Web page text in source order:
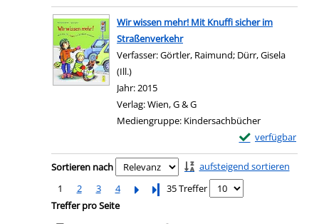
Zum Download
Wir wissen mehr! Mit Knuffi sicher im
Straßenverkehr
Verfasser:Görtler, Raimund; Dürr, Gisela
(Ill.)
Jahr:2015
Verlag:Wien, G & G
Mediengruppe: Kindersachbücher
verfügbar
Exemplar-
Zum Download
Zu den Suchfiltern springen
Sortieren nach
aufsteigend sortieren
1
2 3 4 Letzte Seite
35 Treffer
Treffer pro Seite